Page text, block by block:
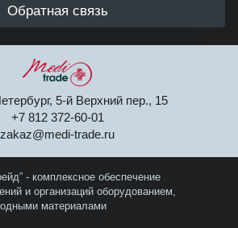
Обратная связь
5-й Верхний пер., 15
+7 812 372-60-01
zakaz@medi-trade.ru
- комплексное обеспечение
и организаций оборудованием,
материалами